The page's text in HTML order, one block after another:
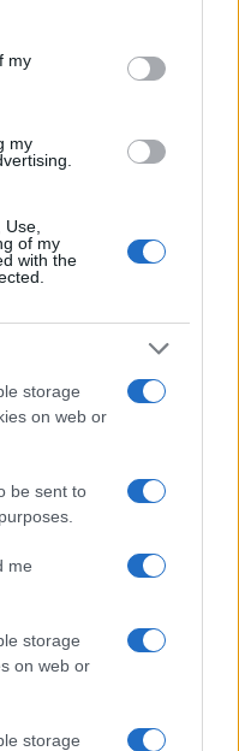
in below Google
my
my
of my
with the
storage
on web or
be sent to
me
storage
on web or
storage
απαραίτητος
αγαθού, της
και στο
εξής: «…Διαβάζω
για την ελληνική
Βασίλη
το έχω ξαναπεί. Ο
εκ των
κοιτάξετε το
ότι πρώτη λέξη
βλέπει μπροστά.